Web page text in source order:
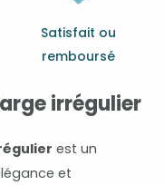
Satisfait ou
remboursé
irrégulier
est un
et